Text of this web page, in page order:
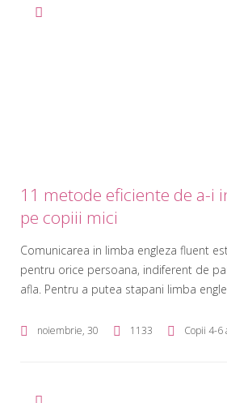
11 metode eficiente de a-i
pe copiii mici
Comunicarea in limba engleza fluent
pentru orice persoana, indiferent de
afla. Pentru a putea stapani limba
fragede varste si sa o invete ca pe o
noiembrie, 30 1133 Copii 4-6